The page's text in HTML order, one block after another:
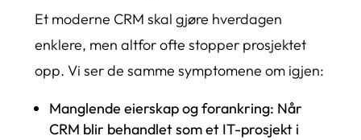
Et moderne CRM skal gjøre hverdagen
enklere, men altfor ofte stopper prosjektet
opp. Vi ser de samme symptomene om igjen:
Manglende eierskap og forankring: Når
CRM blir behandlet som et IT-prosjekt i